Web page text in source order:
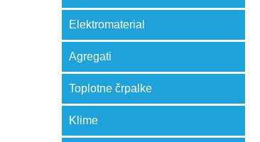
Elektromaterial
Agregati
Toplotne črpalke
Klime